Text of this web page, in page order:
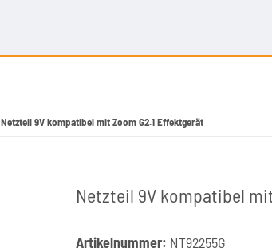
Netzteil 9V kompatibel mit Zoom G2.1 Effektgerät
Netzteil 9V kompatibel
Artikelnummer: NT92255G